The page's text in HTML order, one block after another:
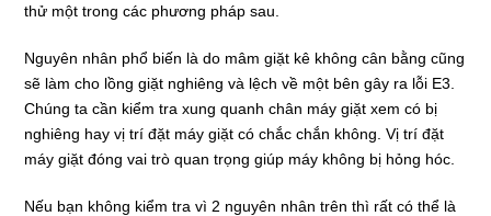
thử một trong các phương pháp sau.
Nguyên nhân phổ biến là do mâm giặt kê không cân bằng cũng
sẽ làm cho lồng giặt nghiêng và lệch về một bên gây ra lỗi E3.
Chúng ta cần kiểm tra xung quanh chân máy giặt xem có bị
nghiêng hay vị trí đặt máy giặt có chắc chắn không. Vị trí đặt
máy giặt đóng vai trò quan trọng giúp máy không bị hỏng hóc.
Nếu bạn không kiểm tra vì 2 nguyên nhân trên thì rất có thể là